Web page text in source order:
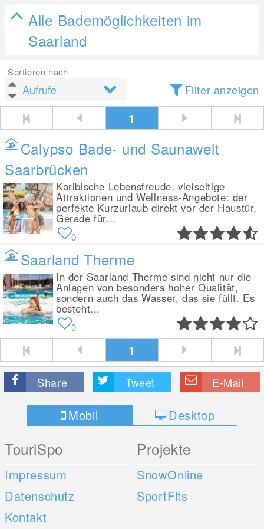
Alle Bademöglichkeiten im
Saarland
Sortieren nach
Filter anzeigen
1
Calypso Bade- und Saunawelt
Saarbrücken
Karibische Lebensfreude, vielseitige
Attraktionen und Wellness-Angebote: der
perfekte Kurzurlaub direkt vor der Haustür.
Gerade für...
0
Saarland Therme
In der Saarland Therme sind nicht nur die
Anlagen von besonders hoher Qualität,
sondern auch das Wasser, das sie füllt. Es
besteht...
0
1
Share Tweet E-Mail
Mobil Desktop
TouriSpo
Impressum
Datenschutz
Kontakt
Projekte
SnowOnline
SportFits